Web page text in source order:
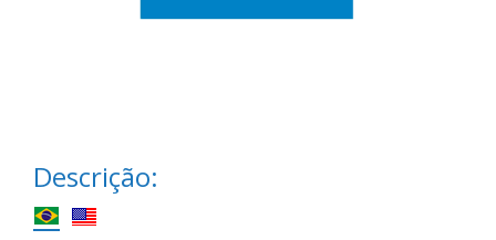
Descrição: